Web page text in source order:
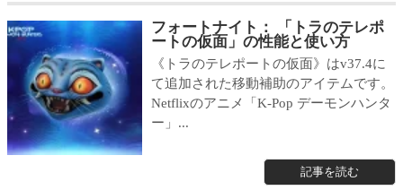
フォートナイト： 「トラのテレポ
ートの仮面」の性能と使い方
《トラのテレポートの仮面》はv37.4に
て追加された移動補助のアイテムです。
Netflixのアニメ「K-Pop デーモンハンタ
ー」...
記事を読む